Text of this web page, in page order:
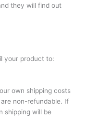
they will find out
your product to:
own shipping costs
non-refundable. If
shipping will be